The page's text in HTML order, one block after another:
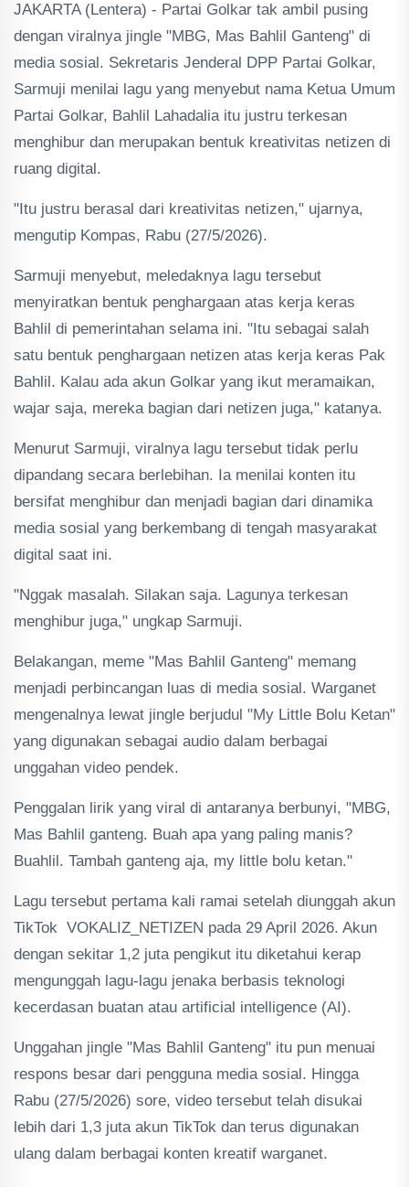
JAKARTA (Lentera) - Partai Golkar tak ambil pusing
dengan viralnya jingle "MBG, Mas Bahlil Ganteng" di
media sosial. Sekretaris Jenderal DPP Partai Golkar,
Sarmuji menilai lagu yang menyebut nama Ketua Umum
Partai Golkar, Bahlil Lahadalia itu justru terkesan
menghibur dan merupakan bentuk kreativitas netizen di
ruang digital.
"Itu justru berasal dari kreativitas netizen," ujarnya,
mengutip Kompas, Rabu (27/5/2026).
Sarmuji menyebut, meledaknya lagu tersebut
menyiratkan bentuk penghargaan atas kerja keras
Bahlil di pemerintahan selama ini. "Itu sebagai salah
satu bentuk penghargaan netizen atas kerja keras Pak
Bahlil. Kalau ada akun Golkar yang ikut meramaikan,
wajar saja, mereka bagian dari netizen juga," katanya.
Menurut Sarmuji, viralnya lagu tersebut tidak perlu
dipandang secara berlebihan. Ia menilai konten itu
bersifat menghibur dan menjadi bagian dari dinamika
media sosial yang berkembang di tengah masyarakat
digital saat ini.
"Nggak masalah. Silakan saja. Lagunya terkesan
menghibur juga," ungkap Sarmuji.
Belakangan, meme "Mas Bahlil Ganteng" memang
menjadi perbincangan luas di media sosial. Warganet
mengenalnya lewat jingle berjudul "My Little Bolu Ketan"
yang digunakan sebagai audio dalam berbagai
unggahan video pendek.
Penggalan lirik yang viral di antaranya berbunyi, "MBG,
Mas Bahlil ganteng. Buah apa yang paling manis?
Buahlil. Tambah ganteng aja, my little bolu ketan."
Lagu tersebut pertama kali ramai setelah diunggah akun
TikTok VOKALIZ_NETIZEN pada 29 April 2026. Akun
dengan sekitar 1,2 juta pengikut itu diketahui kerap
mengunggah lagu-lagu jenaka berbasis teknologi
kecerdasan buatan atau artificial intelligence (AI).
Unggahan jingle "Mas Bahlil Ganteng" itu pun menuai
respons besar dari pengguna media sosial. Hingga
Rabu (27/5/2026) sore, video tersebut telah disukai
lebih dari 1,3 juta akun TikTok dan terus digunakan
ulang dalam berbagai konten kreatif warganet.